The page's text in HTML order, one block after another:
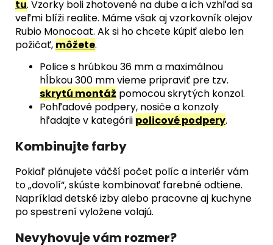
tu. Vzorky boli zhotovené na dube a ich vzhľad sa
veľmi blíži realite. Máme však aj vzorkovník olejov
Rubio Monocoat. Ak si ho chcete kúpiť alebo len
požičať, môžete.
Police s hrúbkou 36 mm a maximálnou
hĺbkou 300 mm vieme pripraviť pre tzv.
skrytú montáž pomocou skrytých konzol.
Pohľadové podpery, nosiče a konzoly
hľadajte v kategórii policové podpery.
Kombinujte farby
Pokiaľ plánujete väčší počet políc a interiér vám
to „dovolí“, skúste kombinovať farebné odtiene.
Napríklad detské izby alebo pracovne aj kuchyne
po spestrení vyložene volajú.
Nevyhovuje vám rozmer?